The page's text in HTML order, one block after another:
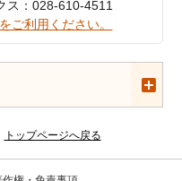
：028-610-4511
ご利用ください。
トップページへ戻る